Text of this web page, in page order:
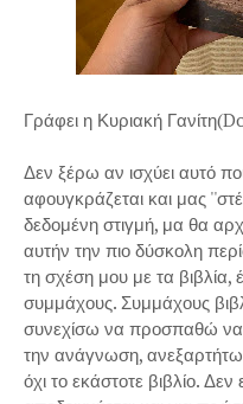
Γράφει η Κυριακή
Δεν ξέρω αν ισχύει αυτό
αφουγκράζεται και μας
δεδομένη στιγμή, μα θα
αυτήν την πιο δύσκολη
τη σχέση μου με τα
συμμάχους. Συμμάχους
συνεχίσω να προσπαθώ να
την ανάγνωση,
όχι το εκάστοτε βιβλίο.